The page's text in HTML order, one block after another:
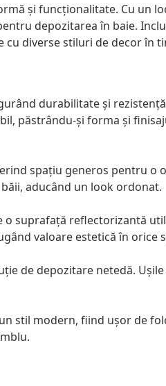
și funcționalitate. Cu un
depozitarea în baie.
diverse stiluri de decor în
durabilitate și
păstrându-și forma și
spațiu generos pentru o
aducând un look ordonat.
o suprafață reflectorizantă
valoare estetică în orice
de depozitare netedă.
stil modern, fiind ușor de